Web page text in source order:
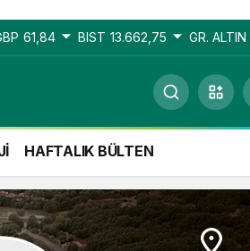
61,84 BIST 13.662,75 GR. ALTIN
HAFTALIK BÜLTEN